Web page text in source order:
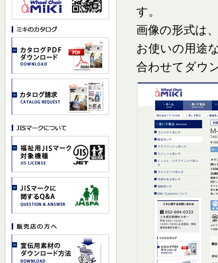
す。
画像の形式は
お使いの用途
合わせてダウ